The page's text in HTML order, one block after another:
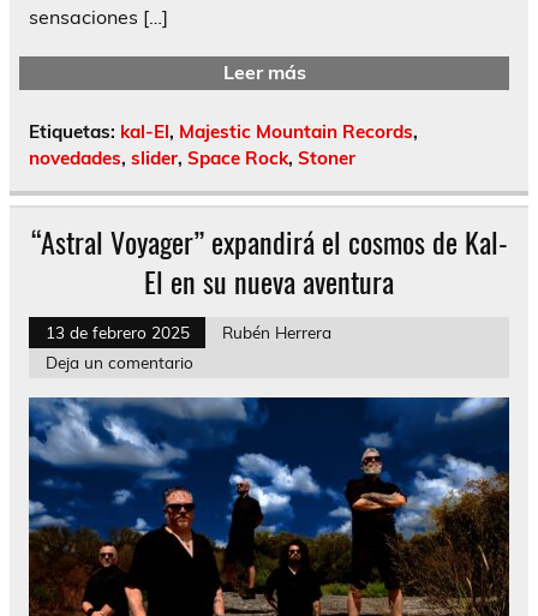
sensaciones […]
Leer más
Etiquetas: kal-El, Majestic Mountain Records,
novedades, slider, Space Rock, Stoner
“Astral Voyager” expandirá el cosmos de Kal-
El en su nueva aventura
13 de febrero 2025
Rubén Herrera
Deja un comentario